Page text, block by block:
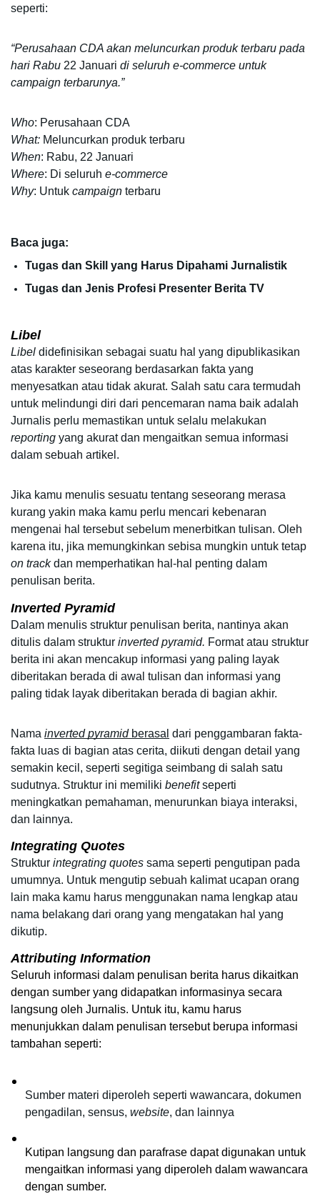
seperti:
“Perusahaan CDA akan meluncurkan produk terbaru pada
hari Rabu 22 Januari di seluruh e-commerce untuk
campaign terbarunya.”
Who: Perusahaan CDA
What: Meluncurkan produk terbaru
When: Rabu, 22 Januari
Where: Di seluruh e-commerce
Why: Untuk campaign terbaru
Baca juga:
Tugas dan Skill yang Harus Dipahami Jurnalistik
Tugas dan Jenis Profesi Presenter Berita TV
Libel
Libel didefinisikan sebagai suatu hal yang dipublikasikan
atas karakter seseorang berdasarkan fakta yang
menyesatkan atau tidak akurat. Salah satu cara termudah
untuk melindungi diri dari pencemaran nama baik adalah
reporting yang akurat dan mengaitkan semua informasi
dalam sebuah artikel.
Jika kamu menulis sesuatu tentang seseorang merasa
kurang yakin maka kamu perlu mencari kebenaran
mengenai hal tersebut sebelum menerbitkan tulisan. Oleh
on track dan memperhatikan hal-hal penting dalam
penulisan berita.
Inverted Pyramid
Dalam menulis struktur penulisan berita, nantinya akan
ditulis dalam struktur inverted pyramid. Format atau struktur
berita ini akan mencakup informasi yang paling layak
diberitakan berada di awal tulisan dan informasi yang
paling tidak layak diberitakan berada di bagian akhir.
Nama inverted pyramid berasal dari penggambaran fakta-
fakta luas di bagian atas cerita, diikuti dengan detail yang
semakin kecil, seperti segitiga seimbang di salah satu
sudutnya. Struktur ini memiliki benefit seperti
meningkatkan pemahaman, menurunkan biaya interaksi,
dan lainnya.
Integrating Quotes
Struktur integrating quotes sama seperti pengutipan pada
umumnya. Untuk mengutip sebuah kalimat ucapan orang
lain maka kamu harus menggunakan nama lengkap atau
nama belakang dari orang yang mengatakan hal yang
dikutip.
Attributing Information
Seluruh informasi dalam penulisan berita harus dikaitkan
dengan sumber yang didapatkan informasinya secara
langsung oleh Jurnalis. Untuk itu, kamu harus
menunjukkan dalam penulisan tersebut berupa informasi
tambahan seperti:
Sumber materi diperoleh seperti wawancara, dokumen
pengadilan, sensus, website, dan lainnya
Kutipan langsung dan parafrase dapat digunakan untuk
mengaitkan informasi yang diperoleh dalam wawancara
dengan sumber.